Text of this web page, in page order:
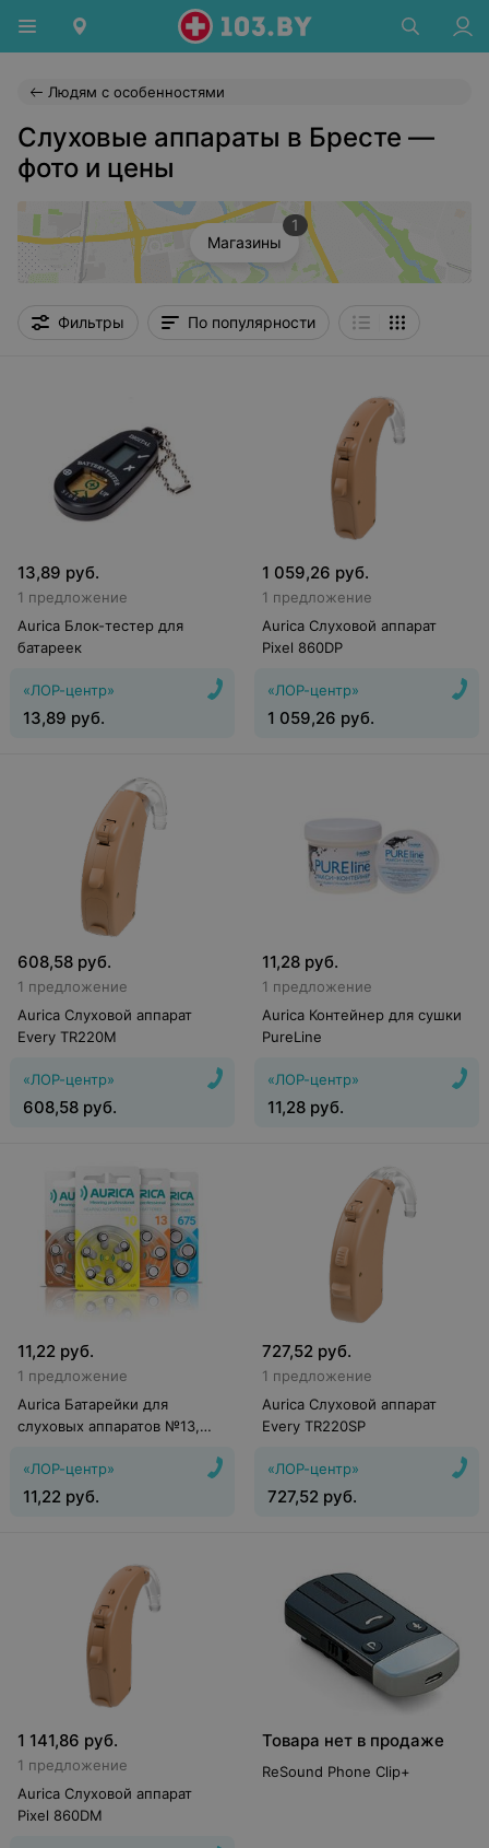
Людям с особенностями
Слуховые аппараты в Бресте —
фото и цены
Магазины
1
Фильтры По популярности
13,89 руб.
1 предложение
Aurica Блок-тестер для
батареек
«ЛОР-центр»
13,89 руб.
1 059,26 руб.
1 предложение
Aurica Слуховой аппарат
Pixel 860DР
«ЛОР-центр»
1 059,26 руб.
608,58 руб.
1 предложение
Aurica Слуховой аппарат
Every TR220M
«ЛОР-центр»
608,58 руб.
11,28 руб.
1 предложение
Aurica Контейнер для сушки
PureLine
«ЛОР-центр»
11,28 руб.
11,22 руб.
1 предложение
Aurica Батарейки для
слуховых аппаратов №13,
«ЛОР-центр»
11,22 руб.
727,52 руб.
1 предложение
Aurica Слуховой аппарат
Every TR220SP
«ЛОР-центр»
727,52 руб.
1 141,86 руб.
1 предложение
Aurica Слуховой аппарат
Pixel 860DM
Товара нет в продаже
ReSound Phone Clip+